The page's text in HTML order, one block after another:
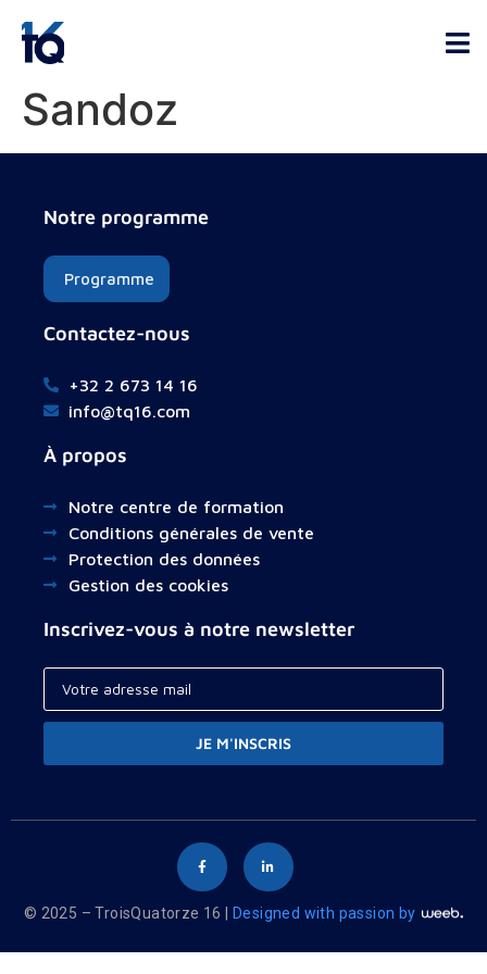
Sandoz
Notre programme
Programme
Contactez-nous
+32 2 673 14 16
info@tq16.com
À propos
Notre centre de formation
Conditions générales de vente
Protection des données
Gestion des cookies
Inscrivez-vous à notre newsletter
JE M'INSCRIS
© 2025 – TroisQuatorze 16 | Designed with passion by